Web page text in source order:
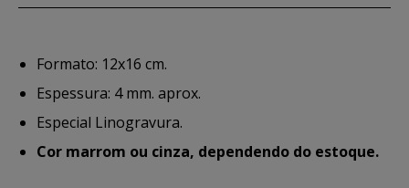
Formato: 12x16 cm.
Espessura: 4 mm. aprox.
Especial Linogravura.
Cor marrom ou cinza, dependendo do estoque.